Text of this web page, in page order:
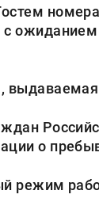
о
режим